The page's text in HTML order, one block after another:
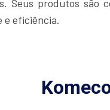
Seus produtos são
e eficiência.